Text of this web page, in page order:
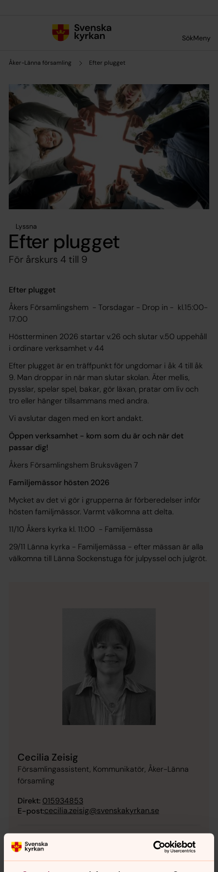
SökMeny
Åker-Länna församling Efter plugget
Lyssna
Efter plugget
För årskurs 4 till 9
Efter plugget
Åkers Församlingshem - Torsdagar - Drop in - kl.15:00-
17:00
Höstterminen 2026 startar v.26 och slutar v.50 uppehåll
i ordinare verksamhet v 44
Efter plugget är en träffpunkt för ungdomar i åk 4 till åk
9. Man droppar in när man slutar skolan. Äter mellis,
pysslar, spelar spel, bakar, gör läxan, pratar om liv och
tro eller hänger tillsammans med andra.
Vi avslutar dagen med en kort andakt.
Öppen verksamhet - kom som du är och när det
passar dig!
Åkers Församlingshem Bruksvägen 7
Familjemässor hösten 2026
Mycket av det vi gör i grupperna är förberedelser inför
hösten familjmässor. Varmt välkomna att delta.
11/10 Åkers kyrka kl. 11:00 - Familjemässa
29/11 Länna kyrka - Familjemässa - efter mässan är alla
välkomna till Länna Sockenstuga för julpyssel och julgröt.
Cecilia Zeisig
Församlingassistent, Kommunikatör, Åker-Länna
församling
Direkt: 015934853
E-post:cecilia.zeisig@svenskakyrkan.se
Mer om Cecilia Zeisig
Kontaktperson barn- och vuxenverksamhet